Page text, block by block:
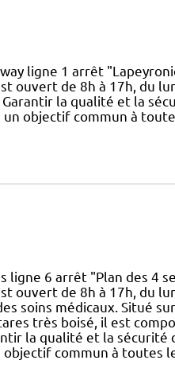
ligne 1 arrêt
ouvert de 8h à 17h, du
la qualité et la
objectif commun à
ligne 6 arrêt "Plan des 4
ouvert de 8h à 17h, du
soins médicaux. Situé
très boisé, il est
la qualité et la sécurité
objectif commun à toutes